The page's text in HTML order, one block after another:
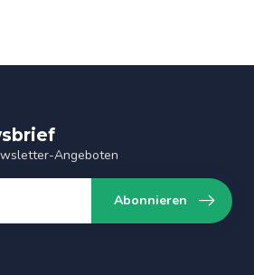
Angeboten
Abonnieren